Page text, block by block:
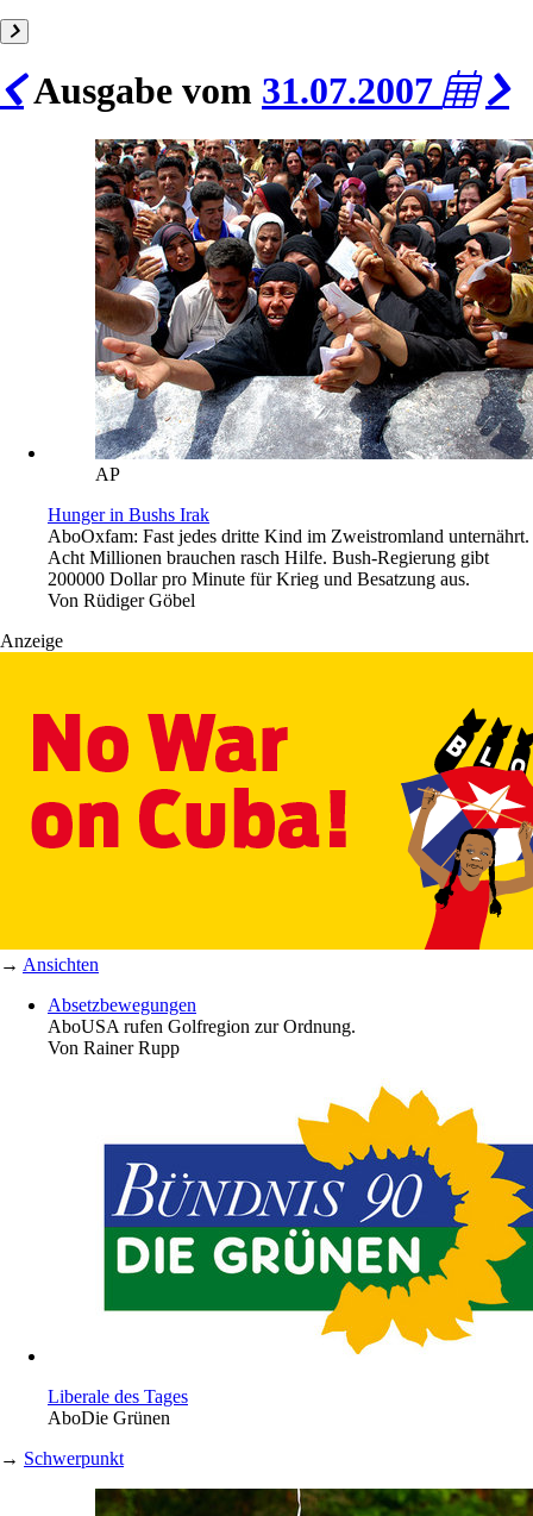
Ausgabe vom 31.07.2007
AP
Hunger in Bushs Irak
AboOxfam: Fast jedes dritte Kind im Zweistromland unternährt.
Acht Millionen brauchen rasch Hilfe. Bush-Regierung gibt
200000 Dollar pro Minute für Krieg und Besatzung aus.
Von Rüdiger Göbel
Anzeige
→ Ansichten
Absetzbewegungen
AboUSA rufen Golfregion zur Ordnung.
Von Rainer Rupp
Liberale des Tages
AboDie Grünen
→ Schwerpunkt